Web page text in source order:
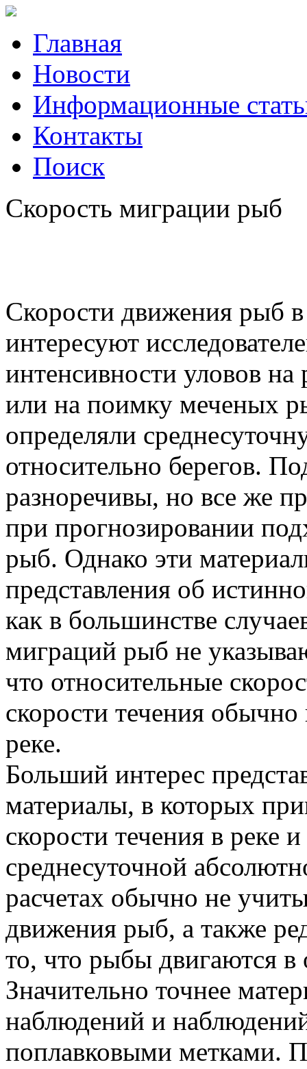
Главная
Новости
Информационные
Контакты
Поиск
Скорость миграции рыб
Скорости движения рыб
интересуют
интенсивности уловов
или на поимку меченых
определяли
относительно берегов.
разноречивы, но все же
при прогнозировании
рыб. Однако эти
представления об
как в большинстве
миграций рыб не
что относительные
скорости течения
реке.
Больший интерес
материалы, в которых
скорости течения в реке
среднесуточной
расчетах обычно не
движения рыб, а также
то, что рыбы двигаются в
Значительно точнее
наблюдений и
поплавковыми метками.